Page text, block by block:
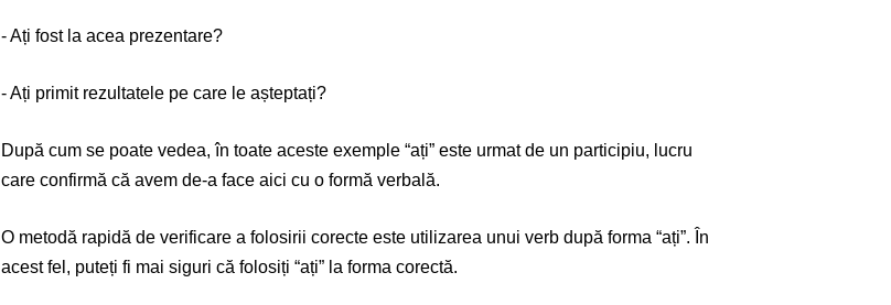
- Ați fost la acea prezentare?
- Ați primit rezultatele pe care le așteptați?
După cum se poate vedea, în toate aceste exemple “ați” este urmat de un participiu, lucru
care confirmă că avem de-a face aici cu o formă verbală.
O metodă rapidă de verificare a folosirii corecte este utilizarea unui verb după forma “ați”. În
acest fel, puteți fi mai siguri că folosiți “ați” la forma corectă.